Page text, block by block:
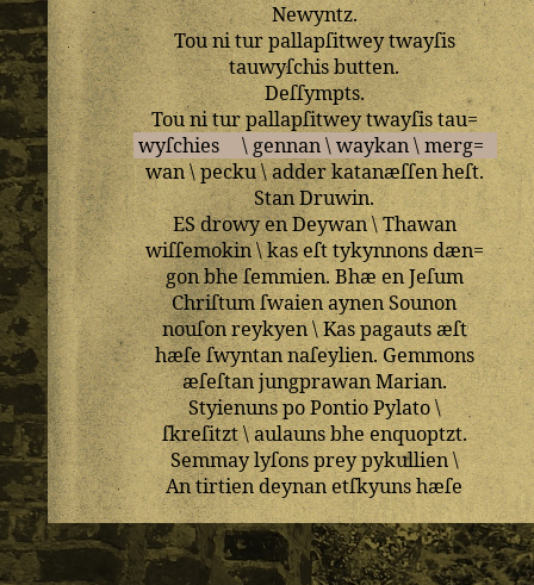
Newyntz.
Touniturpallapſitweytwayſis
tauwyſchisbutten.
Deſſympts.
Touniturpallapſitweytwayſistau=
wyſchies
\ gennan\waykan\merg=
wan\pecku\adderkatanæſſenheſt.
StanDruwin.
ESdrowyenDeywan\Thawan
wiſſemokin\kaseſttykynnons dæn=
gonbheſemmien.BhæenJeſum
Chriſtumſwaien aynenSounon
nouſonreykyen\Kaspagautsæſt
hæſe ſwyntannaſeylien.Gemmons
æſeſtanjungprawanMarian.
StyienunspoPontioPylato\
ſkreſitzt\aulaunsbhe enquoptzt.
Semmaylyſonspreypykullien\
Antirtiendeynan etſkyunshæſe